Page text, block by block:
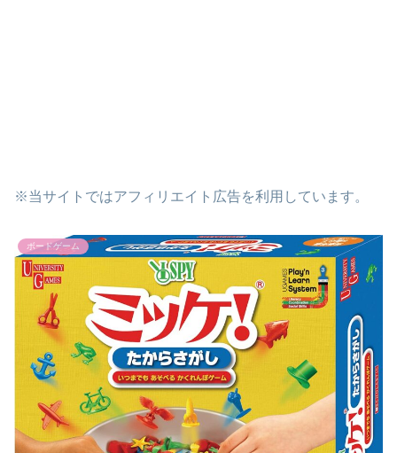
※当サイトではアフィリエイト広告を利用しています。
ボードゲーム